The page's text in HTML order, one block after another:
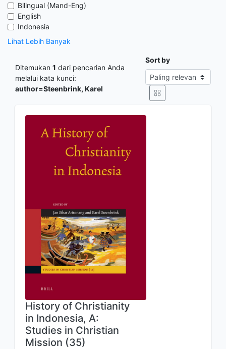
Bilingual (Mand-Eng)
English
Indonesia
Lihat Lebih Banyak
Ditemukan 1 dari pencarian Anda
melalui kata kunci:
author=Steenbrink, Karel
Sort by
History of Christianity
in Indonesia, A:
Studies in Christian
Mission (35)